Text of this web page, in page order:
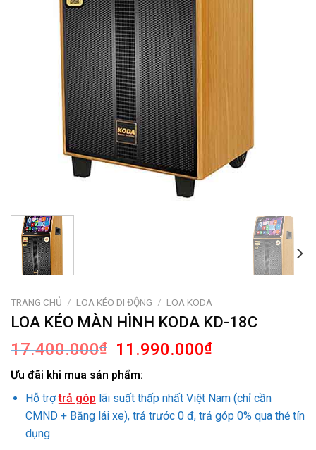
TRANG CHỦ / LOA KÉO DI ĐỘNG / LOA KODA
LOA KÉO MÀN HÌNH KODA KD-18C
17.400.000₫
Giá
gốc
là:
17.400.000₫.
11.990.000₫Giá
là:
11.990.000₫.
Ưu đãi khi mua sản phẩm:
Hỗ trợtrả góp lãi suất thấp nhất Việt Nam (chỉ cần
CMND + Bằng lái xe), trả trước 0 đ, trả góp 0% qua thẻ tín
dụng